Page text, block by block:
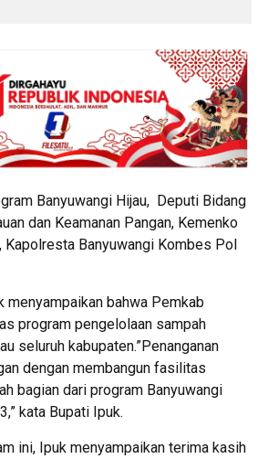
Banyuwangi Hijau, Deputi Bidang
dan Keamanan Pangan, Kemenko
Kapolresta Banyuwangi Kombes Pol
bahwa Pemkab
program pengelolaan sampah
seluruh kabupaten.”Penanganan
dengan membangun fasilitas
bagian dari program Banyuwangi
kata Bupati Ipuk.
ini, Ipuk menyampaikan terima kasih